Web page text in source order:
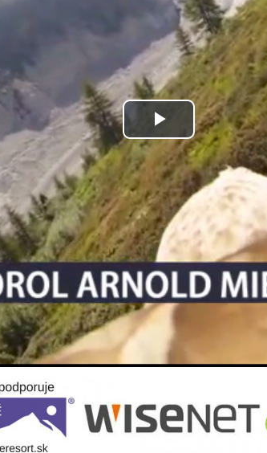
Play
Video